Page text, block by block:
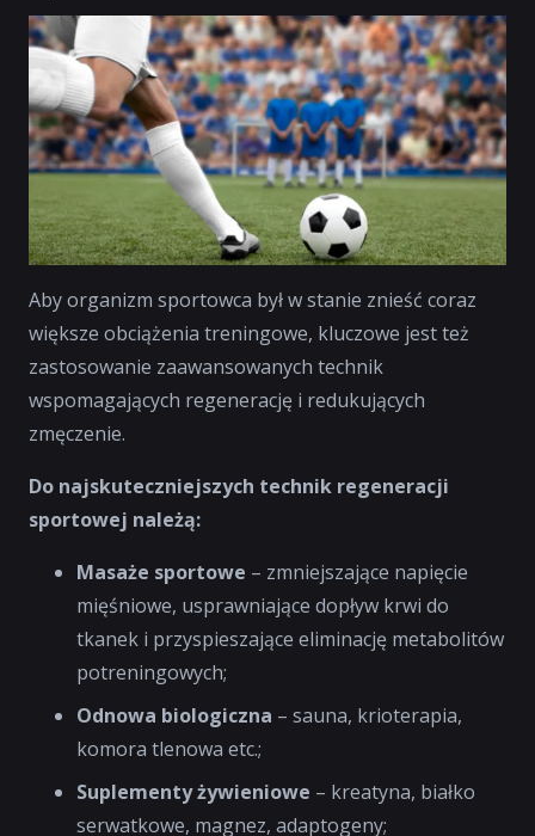
Aby organizm sportowca był w stanie znieść coraz
większe obciążenia treningowe, kluczowe jest też
zastosowanie zaawansowanych technik
wspomagających regenerację i redukujących
zmęczenie.
Do najskuteczniejszych technik regeneracji
sportowej należą:
Masaże sportowe – zmniejszające napięcie
mięśniowe, usprawniające dopływ krwi do
tkanek i przyspieszające eliminację metabolitów
potreningowych;
Odnowa biologiczna – sauna, krioterapia,
komora tlenowa etc.;
Suplementy żywieniowe – kreatyna, białko
serwatkowe, magnez, adaptogeny;